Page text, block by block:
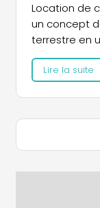
Location de
un concept
terrestre en
Lire la suite